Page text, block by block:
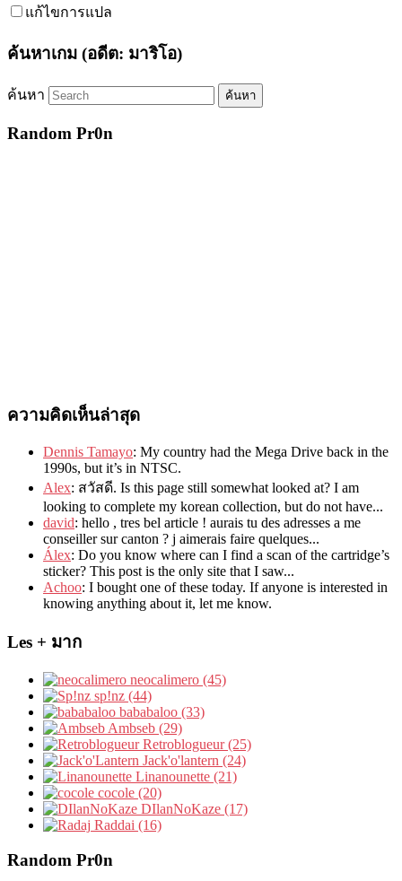
แก้ไขการแปล
ค้นหาเกม (อดีต: มาริโอ)
ค้นหา
Random Pr0n
ความคิดเห็นล่าสุด
Dennis Tamayo: My country had the Mega Drive back in the
1990s, but it’s in NTSC.
Alex: สวัสดี. Is this page still somewhat looked at? I am
looking to complete my korean collection, but do not have...
david: hello , tres bel article ! aurais tu des adresses a me
conseiller sur canton ? j aimerais faire quelques...
Álex: Do you know where can I find a scan of the cartridge’s
sticker? This post is the only site that I saw...
Achoo: I bought one of these today. If anyone is interested in
knowing anything about it, let me know.
Les + มาก
neocalimero (45)
sp!nz (44)
bababaloo (33)
Ambseb (29)
Retroblogueur (25)
Jack'o'lantern (24)
Linanounette (21)
cocole (20)
DIlanNoKaze (17)
Raddai (16)
Random Pr0n